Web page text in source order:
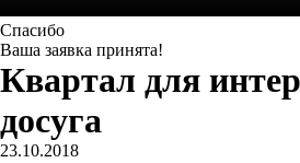
Спасибо
Ваша заявка принята!
Квартал для
досуга
23.10.2018